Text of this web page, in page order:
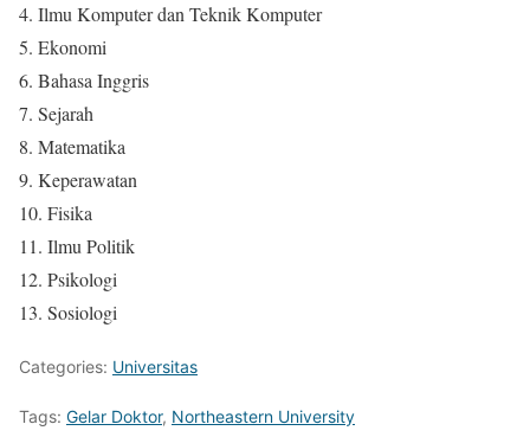
4. Ilmu Komputer dan Teknik Komputer
5. Ekonomi
6. Bahasa Inggris
7. Sejarah
8. Matematika
9. Keperawatan
10. Fisika
11. Ilmu Politik
12. Psikologi
13. Sosiologi
Categories: Universitas
Tags: Gelar Doktor, Northeastern University